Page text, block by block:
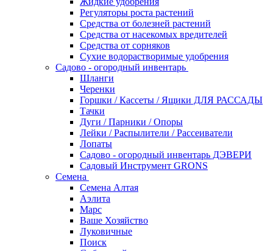
Регуляторы роста растений
Средства от болезней растений
Средства от насекомых вредителей
Средства от сорняков
Сухие водорастворимые удобрения
Садово - огородный инвентарь
Шланги
Черенки
Горшки / Кассеты / Ящики ДЛЯ РАССАДЫ
Тачки
Дуги / Парники / Опоры
Лейки / Распылители / Рассеиватели
Лопаты
Садово - огородный инвентарь ДЭВЕРИ
Садовый Инструмент GRONS
Семена
Семена Алтая
Аэлита
Марс
Ваше Хозяйство
Луковичные
Поиск